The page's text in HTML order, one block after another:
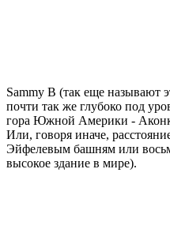
Sammy B (так еще
почти так же глубоко под
гора Южной Америки -
Или, говоря иначе,
Эйфелевым башням или
высокое здание в мире).